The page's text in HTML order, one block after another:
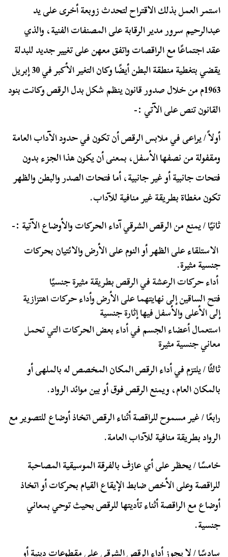
استمر العمل بذلك الاقتراح لتحدث زوبعة أخرى على يد
عبدالرحيم سرور مدير الرقابة على المصنفات الفنية، والذي
عقد اجتماعًا مع الراقصات واتفق معهن على تغيير جديد للبدلة
يقضي بتغطية منطقة البطن أيضًا وكان التغير الأكبر في 30 إبريل
1963م من خلال صدور قانون ينظم شكل بدل الرقص وكانت بنود
القانون تنص على الآتي :-
أولاً / يراعى في ملابس الرقص أن تكون في حدود الآداب العامة
ومقفولة من نصفها الأسفل، بمعنى أن يكون هذا الجزء بدون
فتحات جانبية أو غير جانبية، أما فتحات الصدر والبطن والظهر
تكون مغطاة بطريقة غير منافية للآداب.
ثانيًا / يمنع من الرقص الشرقي آداء الحركات والأوضاع الآتية :-
الاستلقاء على الظهر أو النوم على الأرض والائتيان بحركات
جنسية مثيرة.
أداء حركات الرعشة في الرقص بطريقة مثيرة جنسيًا
فتح الساقين إلى نهايتهما على الأرض وأداء حركات اهتزازية
إلى الأعلى والأسفل فيها إثارة جنسية
استعمال أعضاء الجسم في أداء بعض الحركات التي تحمل
معاني جنسية مثيرة
ثالثًا / يلتزم في أداء الرقص المكان المخصص له بالملهى أو
بالمكان العام، ويمنع الرقص فوق أو بين موائد الرواد.
رابعًا / غير مسموح للراقصة أثناء الرقص اتخاذ أوضاع للتصوير مع
الرواد بطريقة منافية للآداب العامة.
خامسًا / يحظر على أي عازف بالفرقة الموسيقية المصاحبة
للراقصة وعلى الأخص ضابط الإيقاع القيام بحركات أو اتخاذ
أوضاع مع الراقصة أثناء تأديتها للرقص بحيث توحي بمعاني
جنسية.
سادسًا / لا يجوز أداء الرقص الشرقي على مقطوعات دينية أو